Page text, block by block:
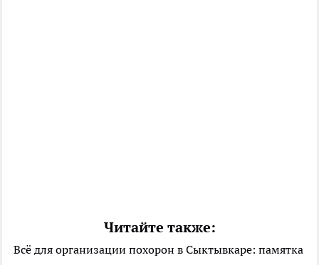
Читайте также:
Всё для организации похорон в Сыктывкаре: памятка